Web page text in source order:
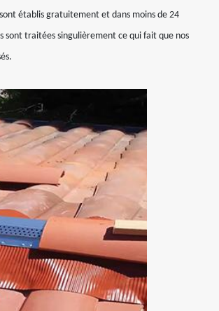
établis gratuitement et dans moins de 24
sont traitées singulièrement ce qui fait que nos